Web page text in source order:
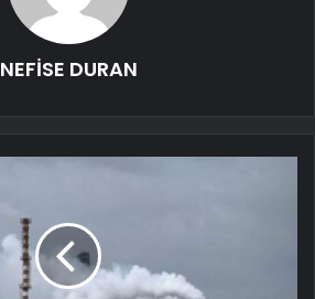
NEFİSE DURAN